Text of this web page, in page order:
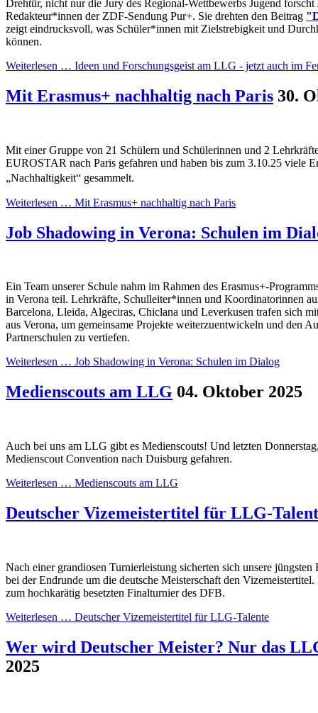
Drehtür, nicht nur die Jury des Regional-Wettbewerbs Jugend
Redakteur*innen der ZDF-Sendung Pur+. Sie drehten den Beitrag
zeigt eindrucksvoll, was Schüler*innen mit Zielstrebigkeit und
können.
Weiterlesen … Ideen und Forschungsgeist am LLG - jetzt auch im
Mit Erasmus+ nachhaltig nach Paris 30.
Mit einer Gruppe von 21 Schülern und Schülerinnen und 2
EUROSTAR nach Paris gefahren und haben bis zum 3.10.25 viele
„Nachhaltigkeit“ gesammelt.
Weiterlesen … Mit Erasmus+ nachhaltig nach Paris
Job Shadowing in Verona: Schulen im
Ein Team unserer Schule nahm im Rahmen des Erasmus+-
in Verona teil. Lehrkräfte, Schulleiter*innen und Koordinatorinnen
Barcelona, Lleida, Algeciras, Chiclana und Leverkusen trafen sich
aus Verona, um gemeinsame Projekte weiterzuentwickeln und den
Partnerschulen zu vertiefen.
Weiterlesen … Job Shadowing in Verona: Schulen im Dialog
Medienscouts am LLG 04. Oktober 2025
Auch bei uns am LLG gibt es Medienscouts! Und letzten
Medienscout Convention nach Duisburg gefahren.
Weiterlesen … Medienscouts am LLG
Deutscher Vizemeistertitel für LLG-
Nach einer grandiosen Turnierleistung sicherten sich unsere
bei der Endrunde um die deutsche Meisterschaft den Vizemeistertitel.
zum hochkarätig besetzten Finalturnier des DFB.
Weiterlesen … Deutscher Vizemeistertitel für LLG-Talente
Wer wird Deutscher Meister? Nur das
2025